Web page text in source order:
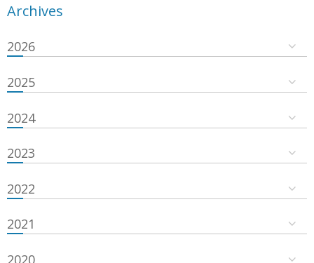
Archives
2026
2025
2024
2023
2022
2021
2020